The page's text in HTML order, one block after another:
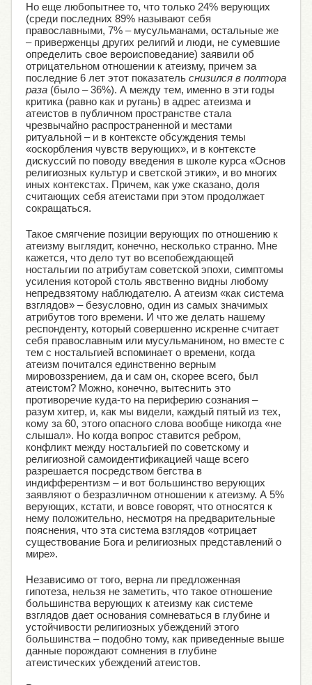
Но еще любопытнее то, что только 24% верующих
(среди последних 89% называют себя
православными, 7% – мусульманами, остальные же
– приверженцы других религий и люди, не сумевшие
определить свое вероисповедание) заявили об
отрицательном отношении к атеизму, причем за
последние 6 лет этот показатель снизился в полтора
раза (было – 36%). А между тем, именно в эти годы
критика (равно как и ругань) в адрес атеизма и
атеистов в публичном пространстве стала
чрезвычайно распространенной и местами
ритуальной – и в контексте обсуждения темы
«оскорбления чувств верующих», и в контексте
дискуссий по поводу введения в школе курса «Основ
религиозных культур и светской этики», и во многих
иных контекстах. Причем, как уже сказано, доля
считающих себя атеистами при этом продолжает
сокращаться.
Такое смягчение позиции верующих по отношению к
атеизму выглядит, конечно, несколько странно. Мне
кажется, что дело тут во всепобеждающей
ностальгии по атрибутам советской эпохи, симптомы
усиления которой столь явственно видны любому
непредвзятому наблюдателю. А атеизм «как система
взглядов» – безусловно, один из самых значимых
атрибутов того времени. И что же делать нашему
респонденту, который совершенно искренне считает
себя православным или мусульманином, но вместе с
тем с ностальгией вспоминает о времени, когда
атеизм почитался единственно верным
мировоззрением, да и сам он, скорее всего, был
атеистом? Можно, конечно, вытеснить это
противоречие куда-то на периферию сознания –
разум хитер, и, как мы видели, каждый пятый из тех,
кому за 60, этого опасного слова вообще никогда «не
слышал». Но когда вопрос ставится ребром,
конфликт между ностальгией по советскому и
религиозной самоидентификацией чаще всего
разрешается посредством бегства в
индифферентизм – и вот большинство верующих
заявляют о безразличном отношении к атеизму. А 5%
верующих, кстати, и вовсе говорят, что относятся к
нему положительно, несмотря на предварительные
пояснения, что эта система взглядов «отрицает
существование Бога и религиозных представлений о
мире».
Независимо от того, верна ли предложенная
гипотеза, нельзя не заметить, что такое отношение
большинства верующих к атеизму как системе
взглядов дает основания сомневаться в глубине и
устойчивости религиозных убеждений этого
большинства – подобно тому, как приведенные выше
данные порождают сомнения в глубине
атеистических убеждений атеистов.